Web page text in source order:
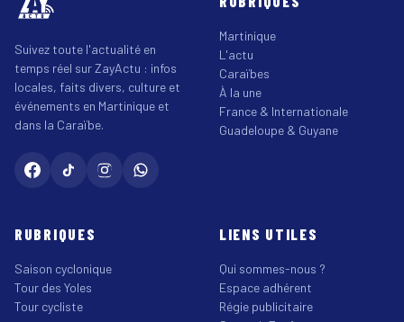
Suivez toute l'actualité en
temps réel sur ZayActu : infos
locales, faits divers, culture et
événements en Martinique et
dans la Caraïbe.
Martinique
L'actu
Caraïbes
À la une
France & Internationale
Guadeloupe & Guyane
RUBRIQUES
Saison cyclonique
Tour des Yoles
Tour cycliste
LIENS UTILES
Qui sommes-nous ?
Espace adhérent
Régie publicitaire